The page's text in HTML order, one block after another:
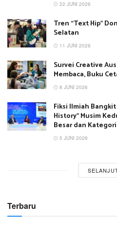
22 JUNI 2026
Tren “Text Hip”
Selatan
11 JUNI 2026
Survei Creative
Membaca, Buku
8 JUNI 2026
Fiksi Ilmiah
History” Musim
Besar dan
5 JUNI 2026
Terbaru